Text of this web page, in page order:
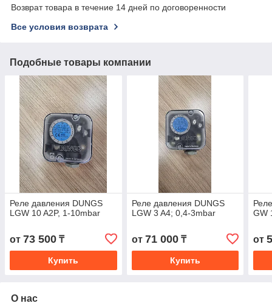
Возврат товара в течение 14 дней по договоренности
Все условия возврата
Подобные товары компании
Реле давления DUNGS
LGW 10 A2P, 1-10mbar
от 73 500 ₸
Купить
Реле давления DUNGS
LGW 3 A4; 0,4-3mbar
от 71 000₸
Купить
GW
от
О нас